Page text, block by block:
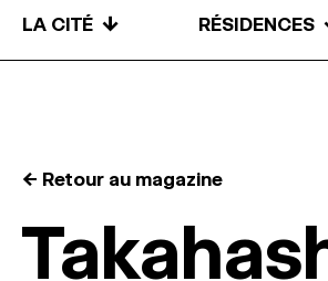
LA CITÉ ↓ RÉSIDENCES
← Retour au magazine